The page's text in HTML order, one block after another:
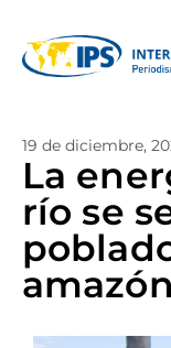
19 de diciembre,
La
río se